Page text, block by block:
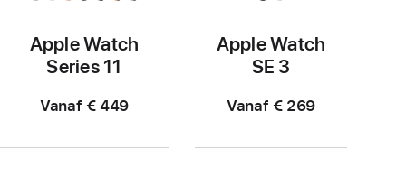
Apple Watch
Series 11
Vanaf € 449
Apple Watch
SE 3
Vanaf € 269